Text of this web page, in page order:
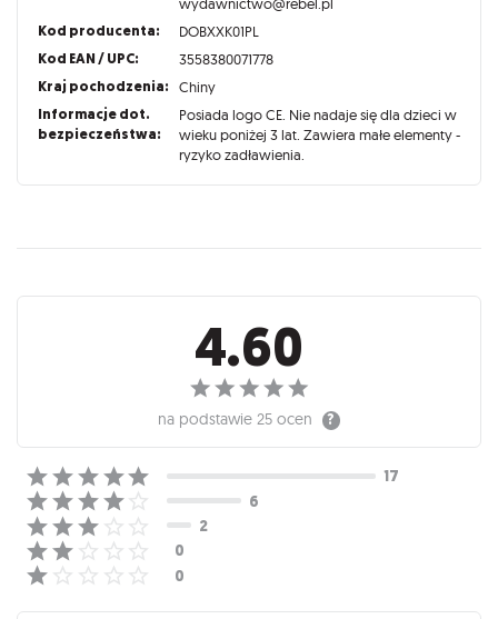
Kod producenta: DOBXXK01PL
Kod EAN / UPC: 3558380071778
Kraj pochodzenia: Chiny
Informacje dot.
bezpieczeństwa:
Posiada logo CE. Nie nadaje się dla dzieci w
wieku poniżej 3 lat. Zawiera małe elementy -
ryzyko zadławienia.
Recenzje
4.60
na podstawie 25 ocen